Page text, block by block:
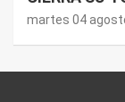
martes 04